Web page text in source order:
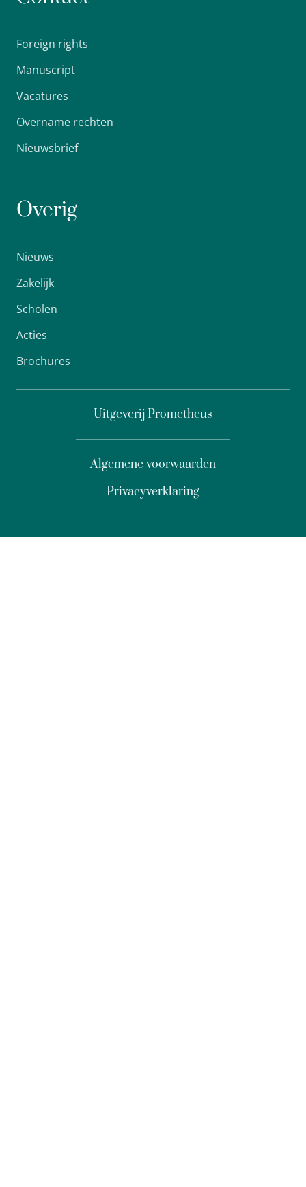
Foreign rights
Manuscript
Vacatures
Overname rechten
Nieuwsbrief
Overig
Nieuws
Zakelijk
Scholen
Acties
Brochures
Uitgeverij Prometheus
Privacyverklaring
Algemene voorwaarden